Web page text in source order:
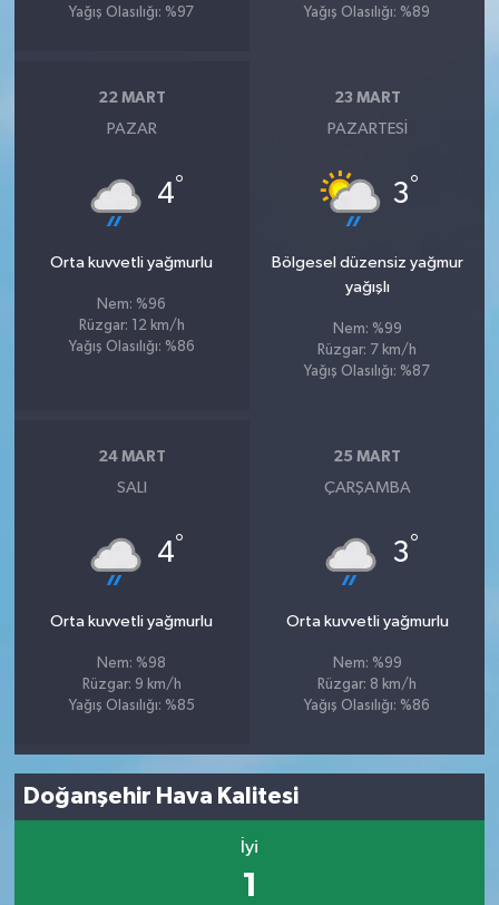
Yağış Olasılığı: %97
Yağış Olasılığı: %89
22 MART
PAZAR
4°
Orta kuvvetli yağmurlu
Nem: %96
Rüzgar: 12 km/h
Yağış Olasılığı: %86
23 MART
PAZARTESI
3°
Bölgesel düzensiz yağmur
yağışlı
Nem: %99
Rüzgar: 7 km/h
Yağış Olasılığı: %87
24 MART
SALI
4°
Orta kuvvetli yağmurlu
Nem: %98
Rüzgar: 9 km/h
Yağış Olasılığı: %85
25 MART
ÇARŞAMBA
3°
Orta kuvvetli yağmurlu
Nem: %99
Rüzgar: 8 km/h
Yağış Olasılığı: %86
Doğanşehir Hava Kalitesi
İyi
1